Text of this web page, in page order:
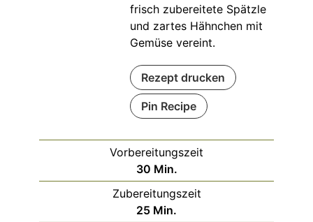
frisch zubereitete Spätzle
und zartes Hähnchen mit
Gemüse vereint.
Rezept drucken
Pin Recipe
Vorbereitungszeit
30Minuten
Min.
Zubereitungszeit
25Minuten
Min.